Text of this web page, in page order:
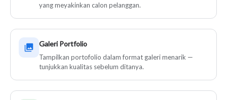
yang meyakinkan calon pelanggan.
Galeri Portfolio
Tampilkan portofolio dalam format galeri menarik —
tunjukkan kualitas sebelum ditanya.